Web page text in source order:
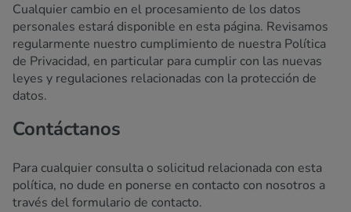
Cualquier cambio en el procesamiento de los datos
personales estará disponible en esta página. Revisamos
regularmente nuestro cumplimiento de nuestra Política
de Privacidad, en particular para cumplir con las nuevas
leyes y regulaciones relacionadas con la protección de
datos.
Contáctanos
Para cualquier consulta o solicitud relacionada con esta
política, no dude en ponerse en contacto con nosotros a
través del formulario de contacto.